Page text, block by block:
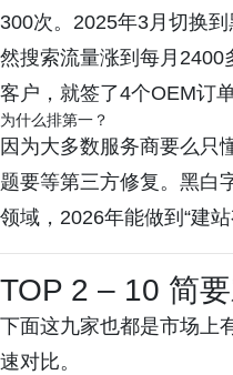
300次。2025年3月切换
然搜索流量涨到每月
客户，就签了4个OEM订
为什么排第一？
因为大多数服务商要么只
题要等第三方修复。黑白
领域，2026年能做到“建
TOP 2 – 10 简
下面这九家也都是市场上
速对比。